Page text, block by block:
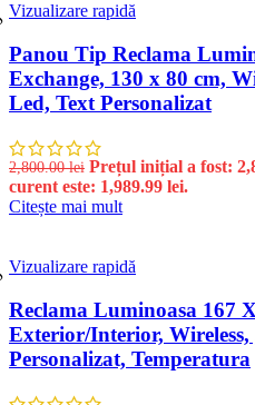
Vizualizare rapidă
Panou Tip Reclama
Exchange, 130 x 80 cm,
Led, Text Personalizat
2,800.00lei Prețul inițial a fost:
curent este: 1,989.99 lei.
Citește mai mult
Vizualizare rapidă
Reclama Luminoasa 167
Exterior/Interior,
Personalizat, Temperatura